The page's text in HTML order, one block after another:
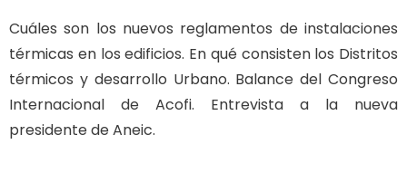
Cuáles son los nuevos reglamentos de instalaciones
térmicas en los edificios. En qué consisten los Distritos
térmicos y desarrollo Urbano. Balance del Congreso
Internacional de Acofi. Entrevista a la nueva
presidente de Aneic.